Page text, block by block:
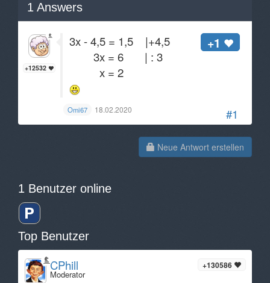
1 Answers
#1
+12532
+1
3x - 4,5 = 1,5 |+4,5
3x = 6 | : 3
x = 2
Omi67 18.02.2020
Neue Antwort erstellen
1 Benutzer online
Top Benutzer
+130586
CPhill
Moderator